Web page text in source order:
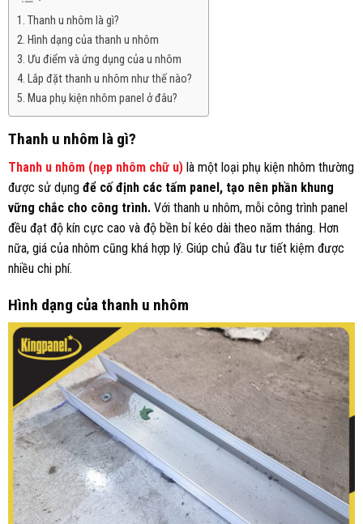
Thanh u nhôm là gì?
Hình dạng của thanh u nhôm
Ưu điểm và ứng dụng của u nhôm
Lắp đặt thanh u nhôm như thế nào?
Mua phụ kiện nhôm panel ở đâu?
Thanh u nhôm là gì?
Thanh u nhôm (nẹp nhôm chữ u) là một loại phụ kiện nhôm thường
được sử dụng để cố định các tấm panel, tạo nên phần khung
vững chắc cho công trình. Với thanh u nhôm, mỗi công trình panel
đều đạt độ kín cực cao và độ bền bỉ kéo dài theo năm tháng. Hơn
nữa, giá của nhôm cũng khá hợp lý. Giúp chủ đầu tư tiết kiệm được
nhiều chi phí.
Hình dạng của thanh u nhôm